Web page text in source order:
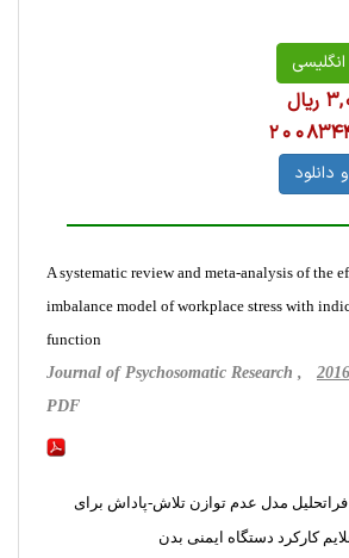
دانلود
A systematic review and meta-analysis of the
imbalance model of workplace stress with
function
Journal of Psychosomatic Research , 2016
PDF
مدل عدم توازن تلاش-پاداش برای
کارکرد دستگاه ایمنی بدن